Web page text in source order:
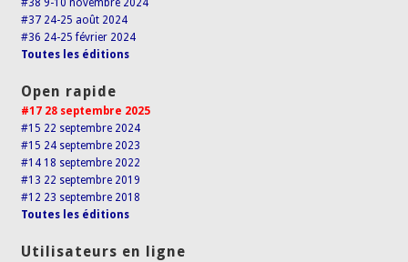
#38 9-10 novembre 2024
#37 24-25 août 2024
#36 24-25 février 2024
Toutes les éditions
Open rapide
#17 28 septembre 2025
#15 22 septembre 2024
#15 24 septembre 2023
#14 18 septembre 2022
#13 22 septembre 2019
#12 23 septembre 2018
Toutes les éditions
Utilisateurs en ligne